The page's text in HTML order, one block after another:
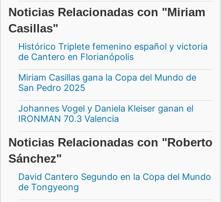
Noticias Relacionadas con "Miriam
Casillas"
Histórico Triplete femenino español y victoria
de Cantero en Florianópolis
Miriam Casillas gana la Copa del Mundo de
San Pedro 2025
Johannes Vogel y Daniela Kleiser ganan el
IRONMAN 70.3 Valencia
Noticias Relacionadas con "Roberto
Sánchez"
David Cantero Segundo en la Copa del Mundo
de Tongyeong